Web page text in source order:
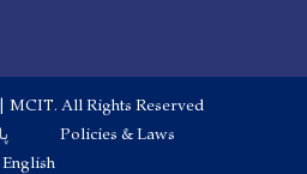
MCIT. All Rights Reserved
Footer menu
Policies & Laws
English